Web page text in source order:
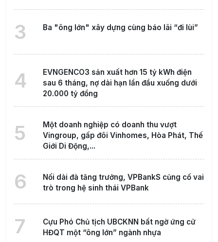
3 Ba "ông lớn" xây dựng cùng báo lãi “đi lùi”
4
EVNGENCO3 sản xuất hơn 15 tỷ kWh điện
sau 6 tháng, nợ dài hạn lần đầu xuống dưới
20.000 tỷ đồng
5
Một doanh nghiệp có doanh thu vượt
Vingroup, gấp đôi Vinhomes, Hòa Phát, Thế
Giới Di Động,...
6
Nối dài đà tăng trưởng, VPBankS củng cố vai
trò trong hệ sinh thái VPBank
7
Cựu Phó Chủ tịch UBCKNN bất ngờ ứng cử
HĐQT một “ông lớn” ngành nhựa